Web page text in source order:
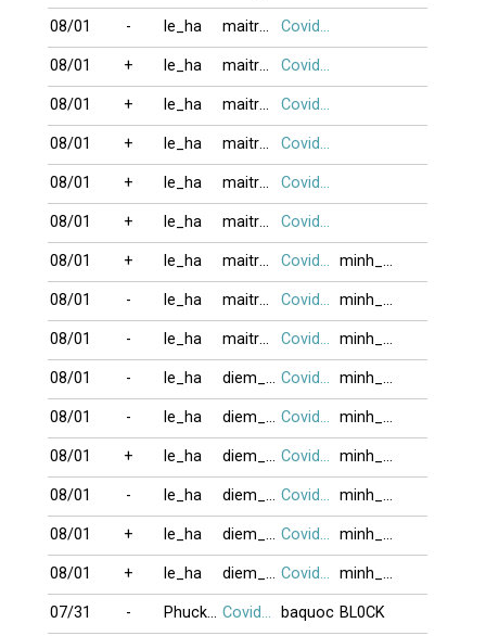
08/01 - le_ha maitrungkhai Covid19
08/01 + le_ha maitrungkhai Covid19
08/01 + le_ha maitrungkhai Covid19
08/01 + le_ha maitrungkhai Covid19
08/01 + le_ha maitrungkhai Covid19
08/01 + le_ha maitrungkhai Covid19
08/01 + le_ha maitrungkhai Covid19 minh_62
08/01 - le_ha maitrungkhai Covid19 minh_62
08/01 - le_ha maitrungkhai Covid19 minh_62
08/01 - le_ha diem_mai Covid19 minh_62
08/01 - le_ha diem_mai Covid19 minh_62
08/01 + le_ha diem_mai Covid19 minh_62
08/01 - le_ha diem_mai Covid19 minh_62
08/01 + le_ha diem_mai Covid19 minh_62
08/01 + le_ha diem_mai Covid19 minh_62
07/31 - Phuckhang16 Covid19 baquoc BL0CK